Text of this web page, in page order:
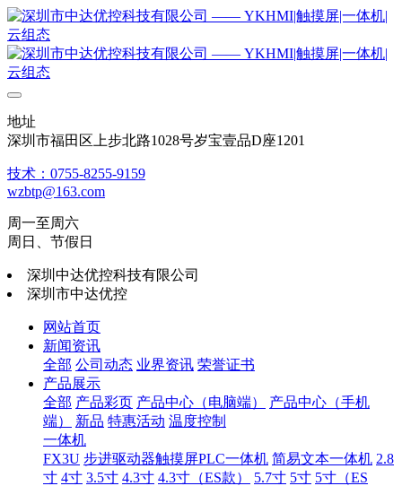
地址
深圳市福田区上步北路1028号岁宝壹品D座1201
技术：0755-8255-9159
wzbtp@163.com
周一至周六
周日、节假日
深圳中达优控科技有限公司
深圳市中达优控
网站首页
新闻资讯
全部 公司动态 业界资讯 荣誉证书
产品展示
全部 产品彩页 产品中心（电脑端）
产品中心（手机
端）
新品 特惠活动 温度控制
一体机
FX3U 步进驱动器触摸屏PLC一体机 简易文本一体机 2.8
寸 4寸 3.5寸 4.3寸 4.3寸（ES款） 5.7寸 5寸 5寸（ES